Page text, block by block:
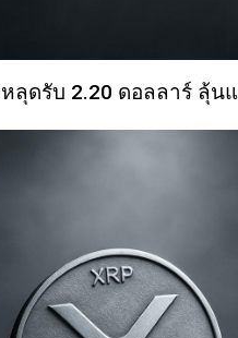
ลุดรับ 2.20 ดอลลาร์ ลุ้น